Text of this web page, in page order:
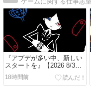
『アプデが多い中、新しい
スタートを』【2026 8/3～
8/9 ゲーム記録】note更新
18時間前